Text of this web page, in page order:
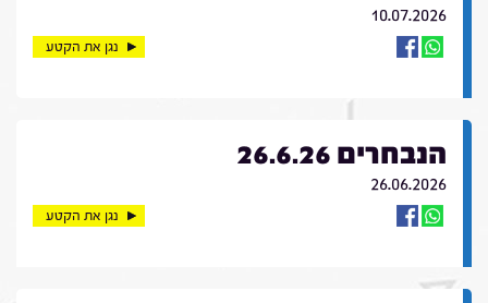
10.07.2026
נגן את הקטע
הנבחרים 26.6.26
26.06.2026
נגן את הקטע